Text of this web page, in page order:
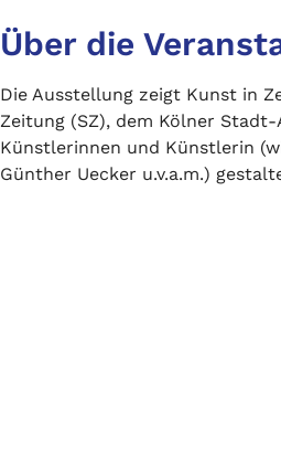
Über die
Die Ausstellung zeigt Kunst in
Zeitung (SZ), dem Kölner
Künstlerinnen und Künstlerin
Günther Uecker u.v.a.m.)